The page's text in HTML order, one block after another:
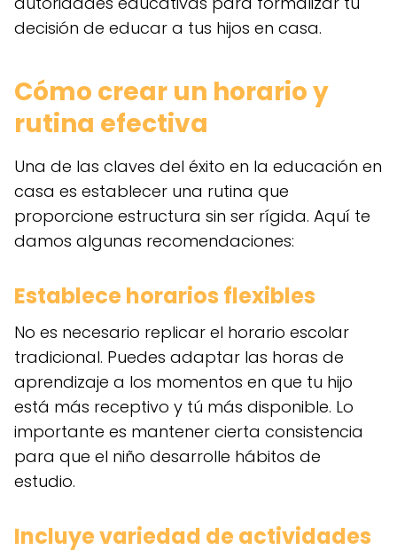
decisión de educar a tus hijos en casa.
Cómo crear un horario y
rutina efectiva
Una de las claves del éxito en la educación en
casa es establecer una rutina que
proporcione estructura sin ser rígida. Aquí te
damos algunas recomendaciones:
Establece horarios flexibles
No es necesario replicar el horario escolar
tradicional. Puedes adaptar las horas de
aprendizaje a los momentos en que tu hijo
está más receptivo y tú más disponible. Lo
importante es mantener cierta consistencia
para que el niño desarrolle hábitos de
estudio.
Incluye variedad de actividades